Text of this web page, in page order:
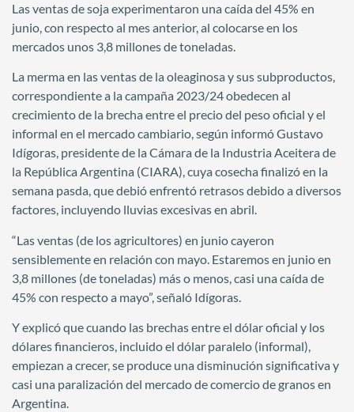
Las ventas de soja experimentaron una caída del 45% en
junio, con respecto al mes anterior, al colocarse en los
mercados unos 3,8 millones de toneladas.
La merma en las ventas de la oleaginosa y sus subproductos,
correspondiente a la campaña 2023/24 obedecen al
crecimiento de la brecha entre el precio del peso oficial y el
informal en el mercado cambiario, según informó Gustavo
Idígoras, presidente de la Cámara de la Industria Aceitera de
la República Argentina (CIARA), cuya cosecha finalizó en la
semana pasda, que debió enfrentó retrasos debido a diversos
factores, incluyendo lluvias excesivas en abril.
“Las ventas (de los agricultores) en junio cayeron
sensiblemente en relación con mayo. Estaremos en junio en
3,8 millones (de toneladas) más o menos, casi una caída de
45% con respecto a mayo”, señaló Idígoras.
Y explicó que cuando las brechas entre el dólar oficial y los
dólares financieros, incluido el dólar paralelo (informal),
empiezan a crecer, se produce una disminución significativa y
casi una paralización del mercado de comercio de granos en
Argentina.